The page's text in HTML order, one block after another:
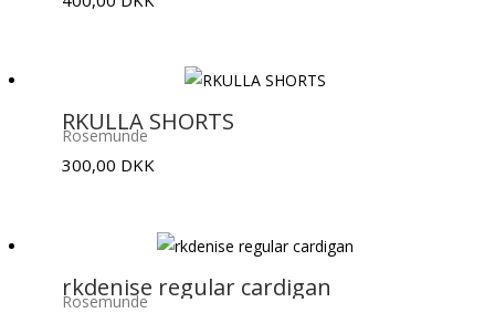
RKULLA SHORTS
Rosemunde
300,00 DKK
rkdenise regular cardigan
Rosemunde